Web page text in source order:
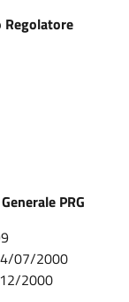
Regolatore
PRG
07/2000
2000